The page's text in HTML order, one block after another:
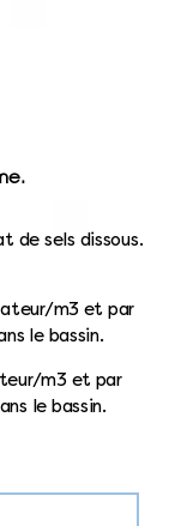
de sels dissous.
m3 et par
le bassin.
m3 et par
le bassin.